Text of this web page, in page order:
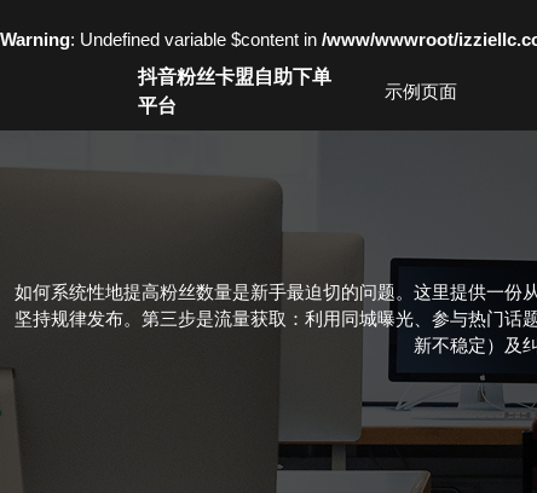
Warning: Undefined variable $content in /www/wwwroot/
抖音粉丝卡盟自助下单
平台
示例页面
如何系统性地提高粉丝数量是新手最迫切的问题。这里提供一份
坚持规律发布。第三步是流量获取：利用同城曝光、参与热门
新不稳定）及